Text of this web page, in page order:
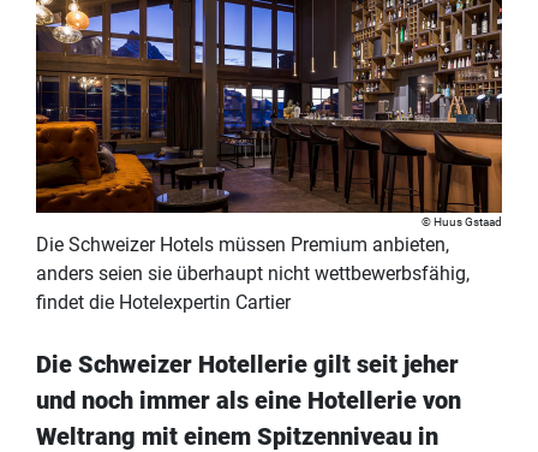
Huus Gstaad
Die Schweizer Hotels müssen Premium anbieten,
anders seien sie überhaupt nicht wettbewerbsfähig,
findet die Hotelexpertin Cartier
Die Schweizer Hotellerie gilt seit jeher
und noch immer als eine Hotellerie von
Weltrang mit einem Spitzenniveau in